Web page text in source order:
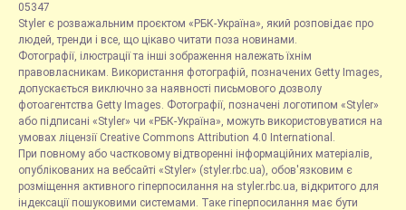
05347
Styler є розважальним проєктом «РБК-Україна», який розповідає про
людей, тренди і все, що цікаво читати поза новинами.
Фотографії, ілюстрації та інші зображення належать їхнім
правовласникам. Використання фотографій, позначених Getty Images,
допускається виключно за наявності письмового дозволу
фотоагентства Getty Images. Фотографії, позначені логотипом «Styler»
або підписані «Styler» чи «РБК-Україна», можуть використовуватися на
умовах ліцензії Creative Commons Attribution 4.0 International.
При повному або частковому відтворенні інформаційних матеріалів,
опублікованих на вебсайті «Styler» (styler.rbc.ua), обов'язковим є
розміщення активного гіперпосилання на styler.rbc.ua, відкритого для
індексації пошуковими системами. Таке гіперпосилання має бути